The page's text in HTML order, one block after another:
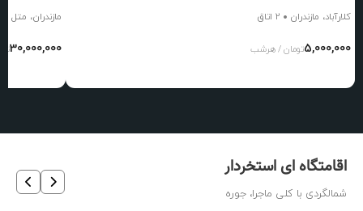
کلارآباد، مازندران 2 اتاق
5,000,000تومان / هرشب
مازندران، متل قو
30,000,000
اقامتگاه ای استخردار
شمالگردی با کلی ماجرا، جوره